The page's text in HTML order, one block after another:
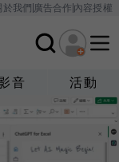
於我們廣告合作內容授權
音 活動